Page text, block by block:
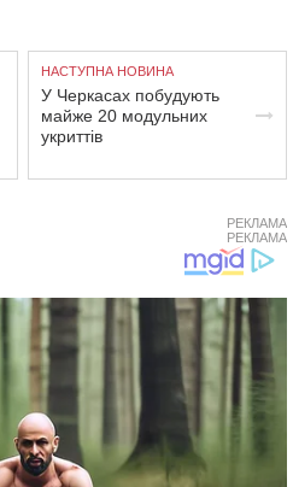
НАСТУПНА НОВИНА
У Черкасах побудують
майже 20 модульних
укриттів
РЕКЛАМА
РЕКЛАМА